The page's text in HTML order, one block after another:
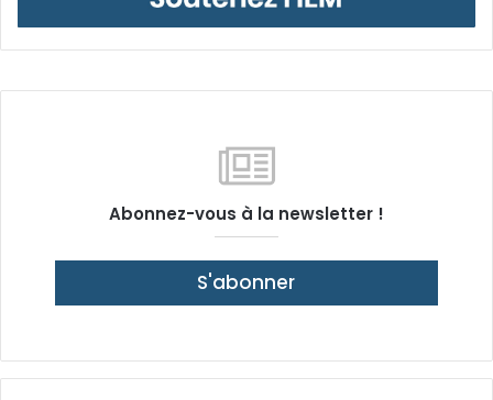
Abonnez-vous à la newsletter !
S'abonner